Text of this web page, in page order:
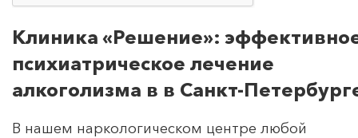
Клиника «Решение»:
психиатрическое лечение
алкоголизма в в Санкт-
В нашем наркологическом центре любой